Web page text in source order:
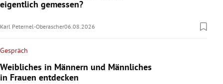
eigentlich gemessen?
Karl Peternel-Oberascher06.08.2026
Gespräch
Weibliches in Männern und Männliches
in Frauen entdecken